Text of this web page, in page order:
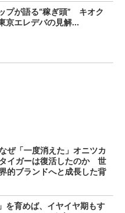
プが語る“稼ぎ頭” キオク
京エレデバの見解...
ぜ「一度消えた」オニツカ
タイガーは復活したのか 世
的ブランドへと成長した背
を育めば、イヤイヤ期もす